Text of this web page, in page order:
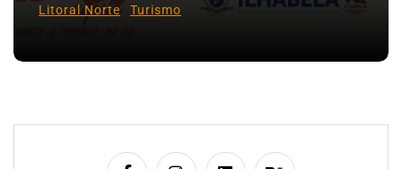
Litoral Norte
Turismo